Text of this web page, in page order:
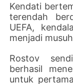
Kendati
terendah
UEFA,
menjadi
Rostov
berhasil
untuk